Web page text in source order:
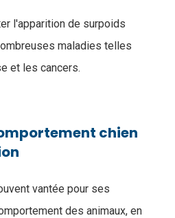
l'apparition de surpoids
maladies telles
et les cancers.
chien
vantée pour ses
des animaux, en